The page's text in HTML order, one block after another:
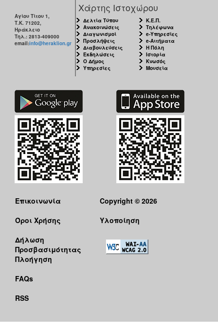
Αγίου Τίτου 1,
Τ.Κ. 71202,
Ηράκλειο
Τηλ.: 2813-409000
email:info@heraklion.gr
Χάρτης Ιστοχώρου
Δελτία Τύπου
Ανακοινώσεις
Διαγωνισμοί
Προσλήψεις
Διαβουλεύσεις
Εκδηλώσεις
Ο Δήμος
Υπηρεσίες
Κ.Ε.Π.
Τηλέφωνα
e-Υπηρεσίες
e-Αιτήματα
Η Πόλη
Ιστορία
Κνωσός
Μουσεία
Επικοινωνία
Όροι Χρήσης
Δήλωση
Προσβασιμότητας
Πλοήγηση
FAQs
RSS
Copyright © 2026
Υλοποίηση